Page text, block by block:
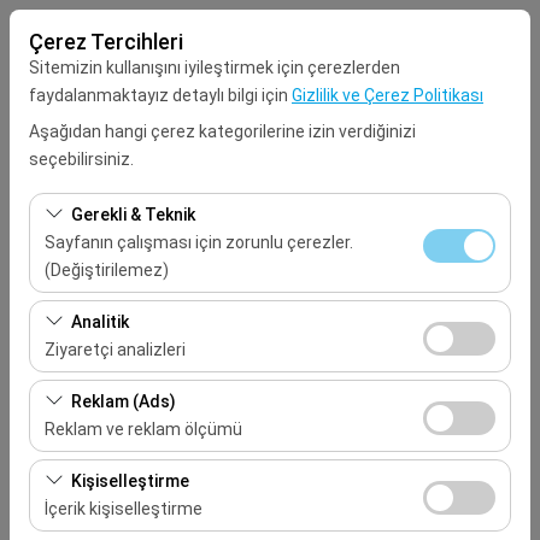
Çerez Tercihleri
Sitemizin kullanışını iyileştirmek için çerezlerden
faydalanmaktayız detaylı bilgi için Gizlilik ve Çerez Politikası
Aşağıdan hangi çerez kategorilerine izin verdiğinizi
seçebilirsiniz.
Gerekli & Teknik
Sayfanın çalışması için zorunlu çerezler.
(Değiştirilemez)
Bu çerezler sitenin doğru şekilde çalışması, güvenlik,
oturum yönetimi ve temel işlevler için gereklidir. Devre
dışı bırakılamaz.
Analitik
Ziyaretçi analizleri
Bu çerezler, sitemizin nasıl kullanıldığını (ziyaretçi sayısı,
en çok ziyaret edilen sayfalar, kullanıcı davranışları)
analiz etmemizi sağlar. Bu veriler, web sitesi
performansını ölçmek ve kullanıcı deneyimini sürekli
iyileştirmek için kullanılır.
Reklam (Ads)
Reklam ve reklam ölçümü
Bu çerezler, size ilgi alanlarınıza uygun kişiselleştirilmiş
reklamlar göstermemize ve reklam kampanyalarımızın
etkinliğini (gösterim sayısı, tıklama oranı) ölçmemize
Kişiselleştirme
İçerik kişiselleştirme
Seçiniz
Alış Tarih & Saat
Bırakış Tarih & Saat